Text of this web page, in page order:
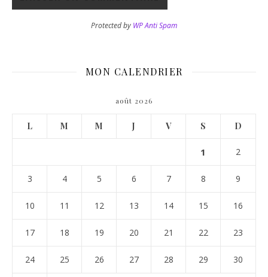
Protected by WP Anti Spam
MON CALENDRIER
août 2026
L M M J V S D
1 2
3 4 5 6 7 8 9
10 11 12 13 14 15 16
17 18 19 20 21 22 23
24 25 26 27 28 29 30